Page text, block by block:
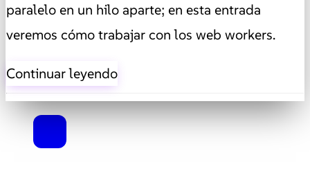
paralelo en un hilo aparte; en esta entrada
veremos cómo trabajar con los web workers.
Continuar leyendo